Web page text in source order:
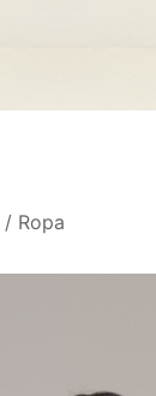
/ Ropa